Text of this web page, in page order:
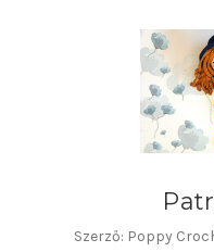
Szerző: Poppy